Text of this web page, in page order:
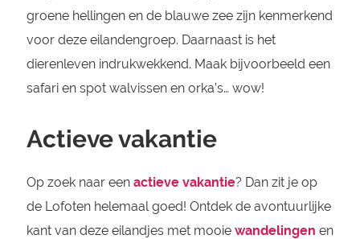
groene hellingen en de blauwe zee zijn kenmerkend
voor deze eilandengroep. Daarnaast is het
dierenleven indrukwekkend. Maak bijvoorbeeld een
safari en spot walvissen en orka’s… wow!
Actieve vakantie
Op zoek naar een actieve vakantie? Dan zit je op
de Lofoten helemaal goed! Ontdek de avontuurlijke
kant van deze eilandjes met mooie wandelingen en